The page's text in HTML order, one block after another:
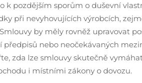
k pozdějším sporům o duševní
při nevyhovujících výrobcích,
by měly rovněž upravovat
nebo neočekávaných
zda lze smlouvy skutečně
i místními zákony o dovozu.